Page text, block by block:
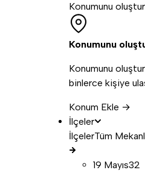
Konumunu oluştur
Konumunu
Konumunu
binlerce kişiye
Konum Ekle →
İlçeler
İlçelerTüm
19 Mayıs32